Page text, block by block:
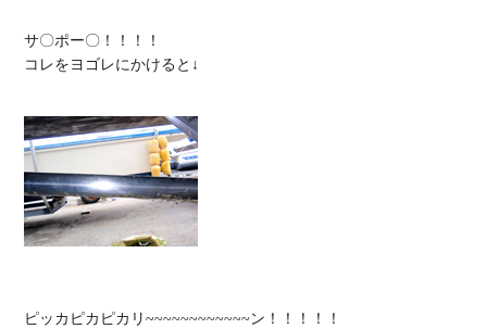
サ〇ポー〇！！！！
コレをヨゴレにかけると↓
ピッカピカピカリ~~~~~~~~~~~~ン！！！！！